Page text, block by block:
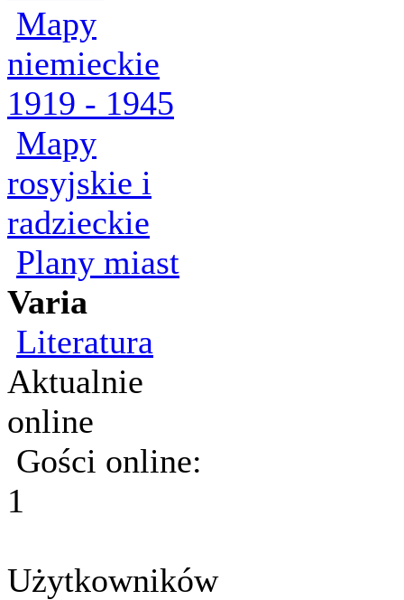
Mapy
niemieckie
1919 - 1945
Mapy
rosyjskie i
radzieckie
Plany miast
Varia
Literatura
Aktualnie
online
Gości online:
1
Użytkowników